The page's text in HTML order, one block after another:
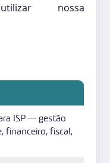
nossa
ISP — gestão
financeiro, fiscal,